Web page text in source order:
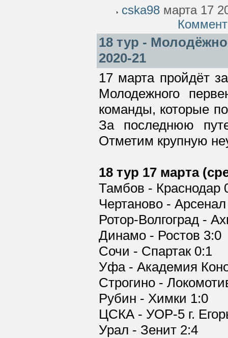
cska98 марта 17
18 тур -
2020-21
17 марта пройдёт
Молодежного
команды, которые
За последнюю
Отметим крупную
18 тур 17 марта
Тамбов - Краснодар
Чертаново -
Ротор-Волгоград -
Динамо - Ростов 3:0
Сочи - Спартак 0:1
Уфа - Академия
Строгино -
Рубин - Химки 1:0
ЦСКА - УОР-5 г.
Урал - Зенит 2:4